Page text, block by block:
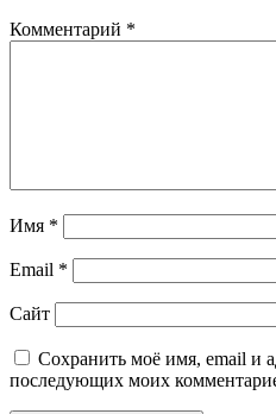
Комментарий *
Имя *
Email *
Сайт
Сохранить моё имя, email и
последующих моих